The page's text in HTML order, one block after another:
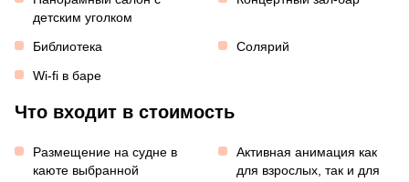
детским уголком
Библиотека
Солярий
Wi-fi в баре
Что входит в стоимость
Размещение на судне в
каюте выбранной
Активная анимация как
для взрослых, так и для